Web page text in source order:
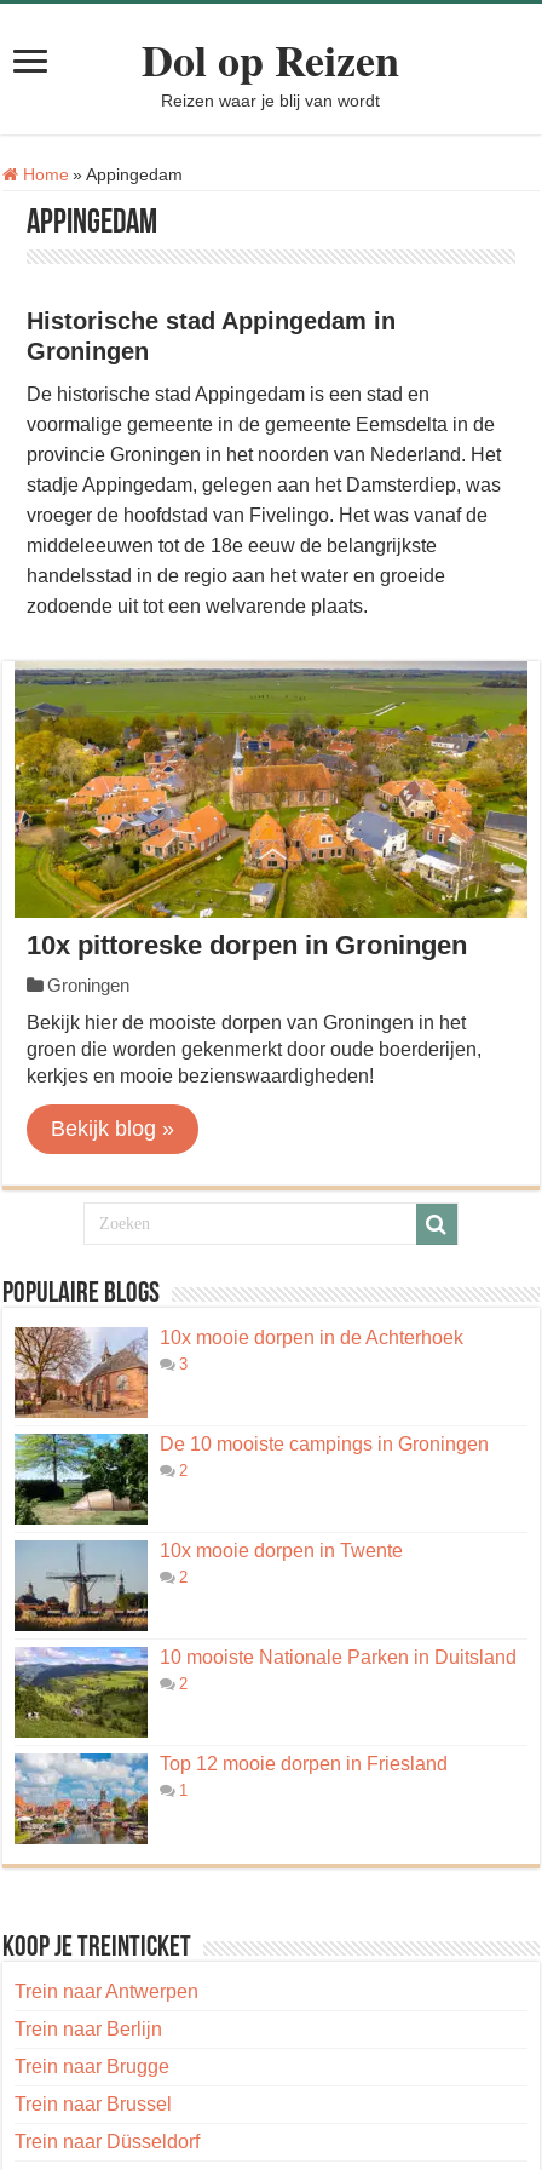
Dol op Reizen
Reizen waar je blij van wordt
Home » Tag:
Appingedam
Appingedam
Historische stad Appingedam in
Groningen
De historische stad Appingedam is een stad en
voormalige gemeente in de gemeente Eemsdelta in de
provincie Groningen in het noorden van Nederland. Het
stadje Appingedam, gelegen aan het Damsterdiep, was
vroeger de hoofdstad van Fivelingo. Het was vanaf de
middeleeuwen tot de 18e eeuw de belangrijkste
handelsstad in de regio aan het water en groeide
zodoende uit tot een welvarende plaats.
10x pittoreske dorpen in Groningen
Groningen
Bekijk hier de mooiste dorpen van Groningen in het
groen die worden gekenmerkt door oude boerderijen,
kerkjes en mooie bezienswaardigheden!
Bekijk blog »
Populaire blogs
10x mooie dorpen in de Achterhoek
3
De 10 mooiste campings in Groningen
2
10x mooie dorpen in Twente
2
10 mooiste Nationale Parken in Duitsland
2
Top 12 mooie dorpen in Friesland
1
Koop je treinticket
Trein naar Antwerpen
Trein naar Berlijn
Trein naar Brugge
Trein naar Brussel
Trein naar Düsseldorf